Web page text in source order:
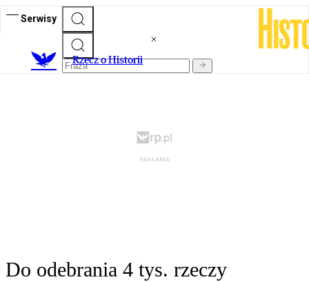
Serwisy
Rzecz o Historii
Do odebrania 4 tys. rzeczy